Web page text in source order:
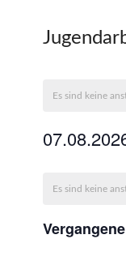
Es sind keine
von
Es sind keine